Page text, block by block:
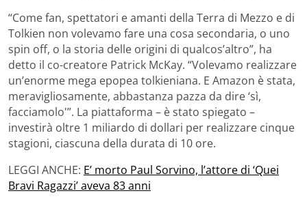
“Come fan, spettatori e amanti della Terra di Mezzo e di
Tolkien non volevamo fare una cosa secondaria, o uno
spin off, o la storia delle origini di qualcos’altro”, ha
detto il co-creatore Patrick McKay. “Volevamo realizzare
un’enorme mega epopea tolkieniana. E Amazon è stata,
meravigliosamente, abbastanza pazza da dire ‘sì,
facciamolo'”. La piattaforma – è stato spiegato –
investirà oltre 1 miliardo di dollari per realizzare cinque
stagioni, ciascuna della durata di 10 ore.
LEGGI ANCHE: E’ morto Paul Sorvino, l’attore di ‘Quei
Bravi Ragazzi’ aveva 83 anni